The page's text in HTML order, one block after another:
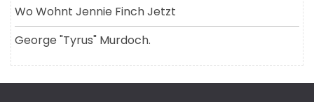
Wo Wohnt Jennie Finch Jetzt
George "tyrus" Murdoch.